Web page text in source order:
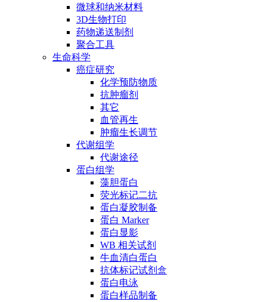
微球和纳米材料
3D生物打印
药物递送制剂
聚合工具
生命科学
癌症研究
化学预防物质
抗肿瘤剂
其它
血管再生
肿瘤生长调节
代谢组学
代谢途径
蛋白组学
藻胆蛋白
荧光标记二抗
蛋白凝胶制备
蛋白 Marker
蛋白显影
WB 相关试剂
牛血清白蛋白
抗体标记试剂盒
蛋白电泳
蛋白样品制备